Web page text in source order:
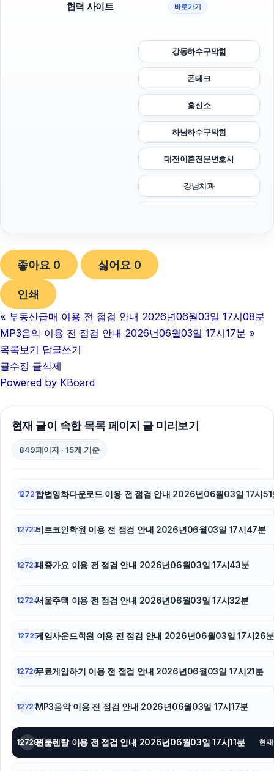
협력 사이트 바로가기
강동하수구막힘
폰테크
흥신소
하남하수구막힘
대전이혼전문변호사
강남치과
이혼변호사
동작구하수구막힘
마포구하수구막힘
김해이혼전문변호사
광고대행사
용인하수구막힘
좋아요 0 싫어요 0
인쇄
« 부동산급매 이용 전 점검 안내 2026년06월03일 17시08분
MP3음악 이용 전 점검 안내 2026년06월03일 17시17분 »
목록보기 답글쓰기
글수정 글삭제
Powered by KBoard
현재 글이 속한 목록 페이지 글 미리보기
849페이지 · 15개 기준
12721합법영화다운로드 이용 전 점검 안내 2026년06월03일 17시51
12722비트코인학원 이용 전 점검 안내 2026년06월03일 17시47분
12723대중가요 이용 전 점검 안내 2026년06월03일 17시43분
12724서울주택 이용 전 점검 안내 2026년06월03일 17시32분
12725게임사운드학원 이용 전 점검 안내 2026년06월03일 17시26분
12726무료게임하기 이용 전 점검 안내 2026년06월03일 17시21분
12727MP3음악 이용 전 점검 안내 2026년06월03일 17시17분
12728원룸렌탈 이용 전 점검 안내 2026년06월03일 17시11분 현